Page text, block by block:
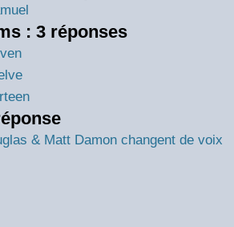
: 3 réponses
& Matt Damon changent de voix